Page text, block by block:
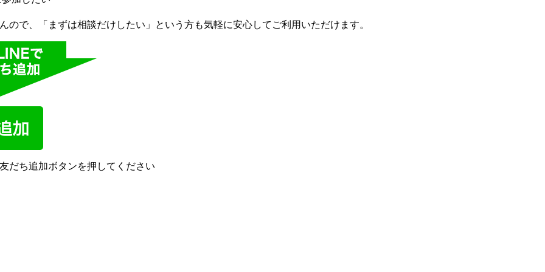
ので、「まずは相談だけしたい」という方も気軽に安心してご利用いただけます。
だち追加ボタンを押してください